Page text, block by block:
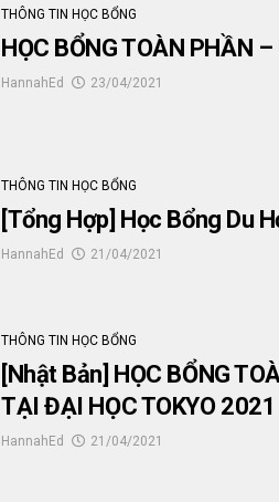
THÔNG TIN HỌC BỔNG
HỌC BỔNG TOÀN PHẦN
HannahEd 23/04/2021
THÔNG TIN HỌC BỔNG
[Tổng Hợp] Học Bổng Du
HannahEd 21/04/2021
THÔNG TIN HỌC BỔNG
[Nhật Bản] HỌC BỔNG
TẠI ĐẠI HỌC TOKYO 2021
HannahEd 21/04/2021